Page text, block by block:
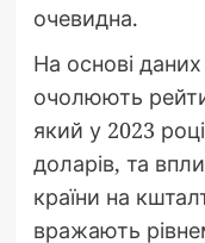
очевидна.
На основі
очолюють
який у 2023
доларів, та
країни на
вражають